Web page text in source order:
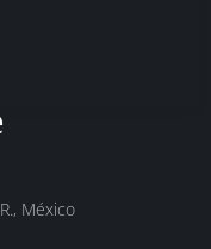
México